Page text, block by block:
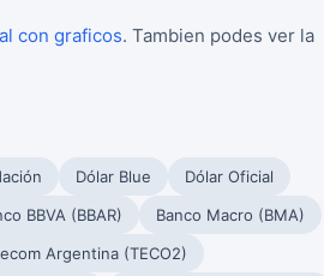
con graficos. Tambien podes ver la
Dólar Blue
Dólar Oficial
BBVA (BBAR)
Banco Macro (BMA)
Argentina (TECO2)